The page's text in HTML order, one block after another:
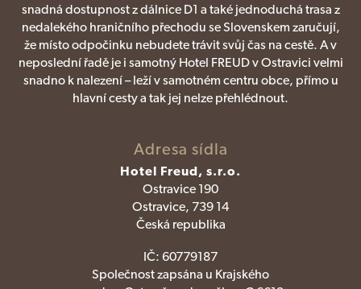
snadná dostupnost z dálnice D1 a také jednoduchá trasa z
nedalekého hraničního přechodu se Slovenskem zaručují,
že místo odpočinku nebudete trávit svůj čas na cestě. A v
neposlední řadě je i samotný Hotel FREUD v Ostravici velmi
snadno k nalezení – leží v samotném centru obce, přímo u
hlavní cesty a tak jej nelze přehlédnout.
Adresa sídla
Hotel Freud, s.r.o.
Ostravice 190
Ostravice, 739 14
Česká republika
IČ: 60779187
Společnost zapsána u Krajského